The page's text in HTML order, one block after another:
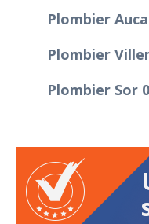
Plombier
Plombier
Plombier Sor